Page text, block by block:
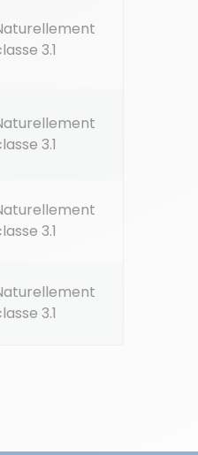
3.1
3.1
3.1
3.1